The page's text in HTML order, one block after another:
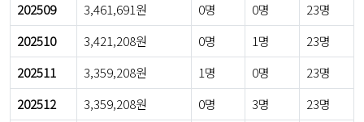
202509
3,461,691원 0명 0명
23명
202510
3,421,208원 0명 1명
23명
202511
3,359,208원 1명 0명
23명
202512
3,359,208원 0명 3명
23명